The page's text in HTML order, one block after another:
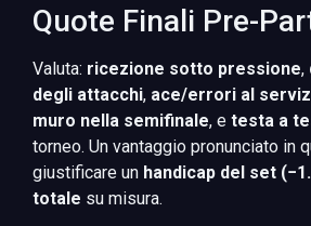
Quote Finali Pre-
Valuta: ricezione sotto pressione,
degli attacchi, ace/errori al
muro nella semifinale, e testa a
torneo. Un vantaggio pronunciato in
giustificare un handicap del set
totale su misura.